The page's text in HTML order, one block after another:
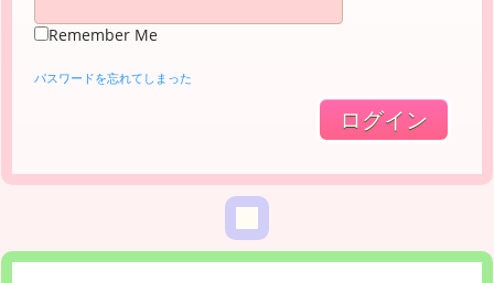
Remember Me
パスワードを忘れてしまった